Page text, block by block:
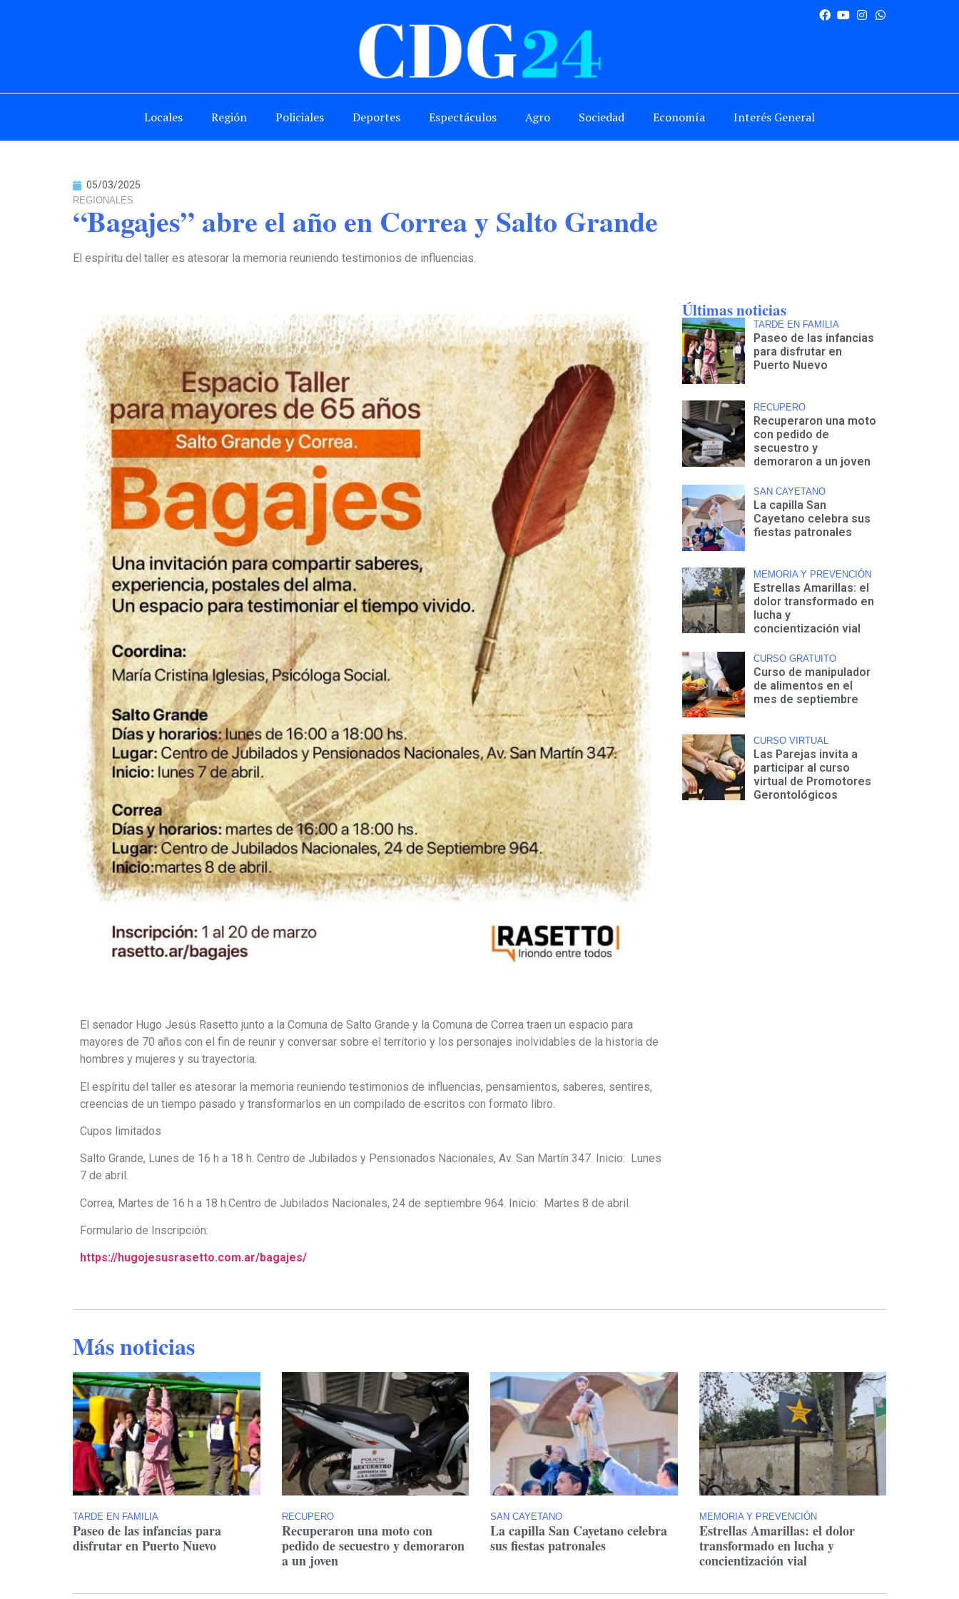
Locales Región Policiales Deportes Espectáculos Agro Sociedad Economía Interés General
05/03/2025
REGIONALES
“Bagajes” abre el año en Correa y Salto Grande
El espíritu del taller es atesorar la memoria reuniendo testimonios de influencias.
El senador Hugo Jesús Rasetto junto a la Comuna de Salto Grande y la Comuna de Correa traen un espacio para
mayores de 70 años con el fin de reunir y conversar sobre el territorio y los personajes inolvidables de la historia de
hombres y mujeres y su trayectoria.
El espíritu del taller es atesorar la memoria reuniendo testimonios de influencias, pensamientos, saberes, sentires,
creencias de un tiempo pasado y transformarlos en un compilado de escritos con formato libro.
Cupos limitados
Salto Grande, Lunes de 16 h a 18 h. Centro de Jubilados y Pensionados Nacionales, Av. San Martín 347. Inicio: Lunes
7 de abril.
Correa, Martes de 16 h a 18 h.Centro de Jubilados Nacionales, 24 de septiembre 964. Inicio: Martes 8 de abril.
Formulario de Inscripción:
https://hugojesusrasetto.com.ar/bagajes/
Últimas noticias
TARDE EN FAMILIA
Paseo de las infancias
para disfrutar en
Puerto Nuevo
RECUPERO
Recuperaron una moto
con pedido de
secuestro y
demoraron a un joven
SAN CAYETANO
La capilla San
Cayetano celebra sus
fiestas patronales
MEMORIA Y PREVENCIÓN
Estrellas Amarillas: el
dolor transformado en
lucha y
concientización vial
CURSO GRATUITO
Curso de manipulador
de alimentos en el
mes de septiembre
CURSO VIRTUAL
Las Parejas invita a
participar al curso
virtual de Promotores
Gerontológicos
Más noticias
TARDE EN FAMILIA
Paseo de las infancias para
disfrutar en Puerto Nuevo
RECUPERO
Recuperaron una moto con
pedido de secuestro y demoraron
a un joven
SAN CAYETANO
La capilla San Cayetano celebra
sus fiestas patronales
MEMORIA Y PREVENCIÓN
Estrellas Amarillas: el dolor
transformado en lucha y
concientización vial